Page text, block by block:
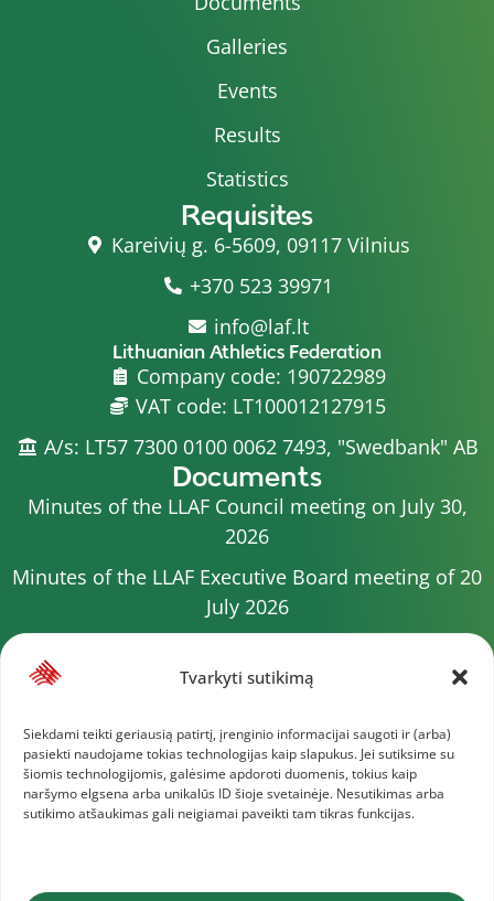
Tvarkyti sutikimą
Siekdami teikti geriausią patirtį, įrenginio informacijai saugoti ir (arba)
pasiekti naudojame tokias technologijas kaip slapukus. Jei sutiksime su
šiomis technologijomis, galėsime apdoroti duomenis, tokius kaip
naršymo elgsena arba unikalūs ID šioje svetainėje. Nesutikimas arba
sutikimo atšaukimas gali neigiamai paveikti tam tikras funkcijas.
Galleries
Events
Results
Statistics
Requisites
Kareivių g. 6-5609, 09117 Vilnius
+370 523 39971
info@laf.lt
Lithuanian Athletics Federation
Company code: 190722989
VAT code: LT100012127915
A/s: LT57 7300 0100 0062 7493, "Swedbank" AB
Documents
Minutes of the LLAF Council meeting on July 30,
2026
Minutes of the LLAF Executive Board meeting of 20
July 2026
2026
Minutes of the LLAF Council meeting of 4 July 2026
Minutes of the meeting of the Executive
Committee of 1 July 2025